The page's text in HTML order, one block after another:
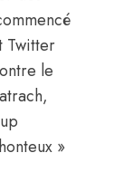
Twitter
le
»